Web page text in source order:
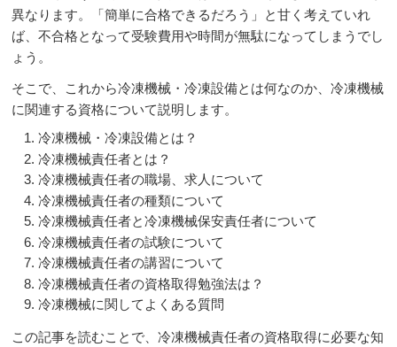
異なります。「簡単に合格できるだろう」と甘く考えていれ
ば、不合格となって受験費用や時間が無駄になってしまうでし
ょう。
そこで、これから冷凍機械・冷凍設備とは何なのか、冷凍機械
に関連する資格について説明します。
冷凍機械・冷凍設備とは？
冷凍機械責任者とは？
冷凍機械責任者の職場、求人について
冷凍機械責任者の種類について
冷凍機械責任者と冷凍機械保安責任者について
冷凍機械責任者の試験について
冷凍機械責任者の講習について
冷凍機械責任者の資格取得勉強法は？
冷凍機械に関してよくある質問
この記事を読むことで、冷凍機械責任者の資格取得に必要な知